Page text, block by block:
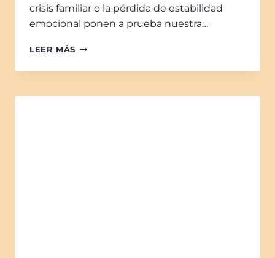
crisis familiar o la pérdida de estabilidad
emocional ponen a prueba nuestra…
LEER MÁS